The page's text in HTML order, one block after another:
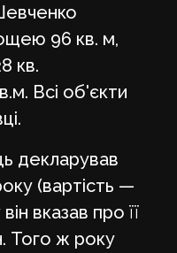
96 кв. м,
кв.
Всі об'єкти
декларував
(вартість —
вказав про її
Того ж року